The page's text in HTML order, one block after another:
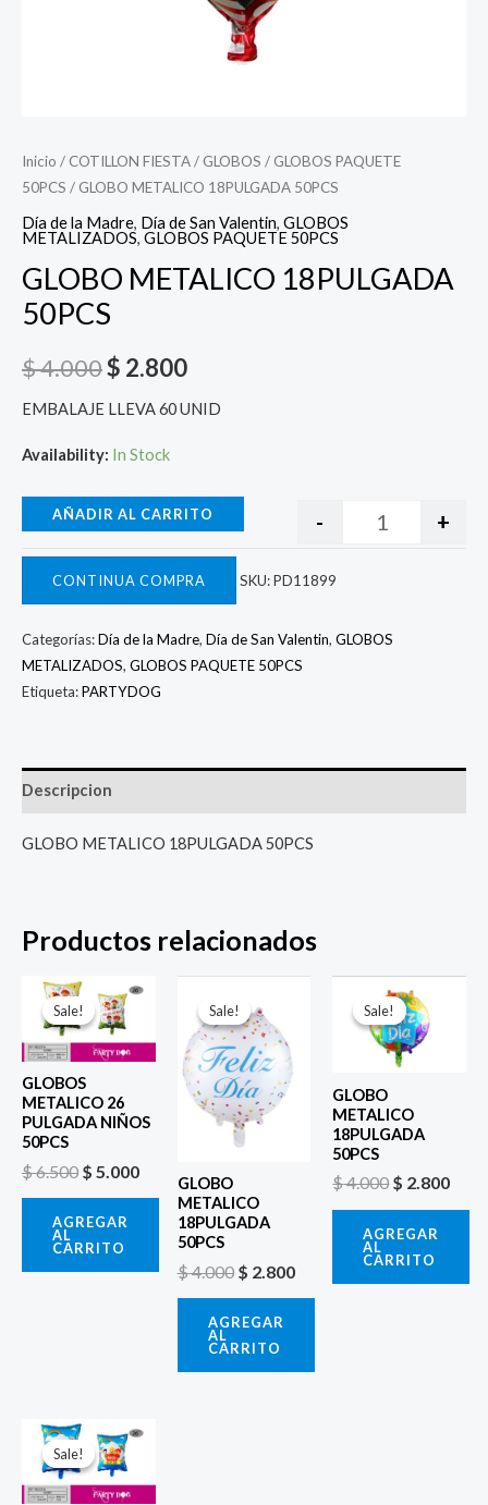
Inicio / COTILLON FIESTA/ GLOBOS / GLOBOS PAQUETE
50PCS / GLOBO METALICO 18PULGADA 50PCS
Día de la Madre, Día de San Valentin, GLOBOS
METALIZADOS, GLOBOS PAQUETE 50PCS
GLOBO METALICO 18PULGADA
50PCS
$4.000$ 2.800
EMBALAJE LLEVA 60 UNID
Availability: In Stock
- +
AÑADIR AL CARRITO
CONTINUA COMPRA SKU:PD11899
Categorías:Día de la Madre, Día de San Valentin, GLOBOS
METALIZADOS, GLOBOS PAQUETE 50PCS
Etiqueta:PARTYDOG
Descripcion
GLOBO METALICO 18PULGADA 50PCS
Productos relacionados
Sale!
Sale!
GLOBOS
METALICO 26
PULGADA NIÑOS
50PCS
$6.500
El
precio
original
era:
$ 6.500.
$ 5.000
El
es:
$ 5.000.
AGREGAR
AL
CARRITO
Sale!
Sale!
GLOBO
METALICO
18PULGADA
50PCS
$4.000
precio
original
era:
$ 4.000.
$ 2.800
AGREGAR
AL
CARRITO
Sale!
Sale!
GLOBO
METALICO
18PULGADA
50PCS
$4.000
precio
original
era:
$ 4.000.
$ 2.800
AGREGAR
AL
CARRITO
Sale!
Sale!
El
precio
original
era:
El